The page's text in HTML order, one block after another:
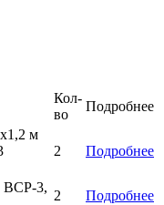
Кол-
во
Подробнее
м
2 Подробнее
ВСР-3,
2
Подробнее